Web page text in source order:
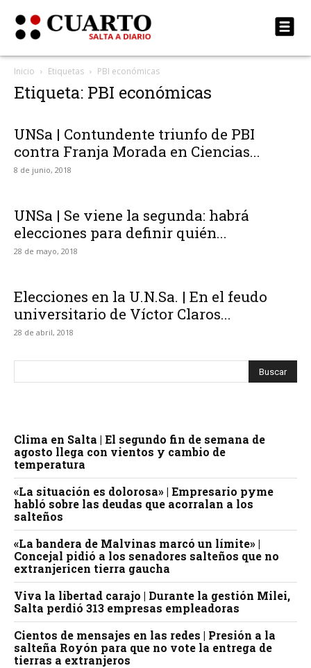
Inicio Etiquetas PBI económicas
Etiqueta: PBI económicas
UNSa | Contundente triunfo de PBI
contra Franja Morada en Ciencias...
8 de junio, 2018
UNSa | Se viene la segunda: habrá
elecciones para definir quién...
28 de mayo, 2018
Elecciones en la U.N.Sa. | En el feudo
universitario de Víctor Claros...
28 de abril, 2018
Clima en Salta | El segundo fin de semana de
agosto llega con vientos y cambio de
temperatura
«La situación es dolorosa» | Empresario pyme
habló sobre las deudas que acorralan a los
salteños
«La bandera de Malvinas marcó un límite» |
Concejal pidió a los senadores salteños que no
extranjericen tierra gaucha
Viva la libertad carajo | Durante la gestión Milei,
Salta perdió 313 empresas empleadoras
Cientos de mensajes en las redes | Presión a la
salteña Royón para que no vote la entrega de
tierras a extranjeros